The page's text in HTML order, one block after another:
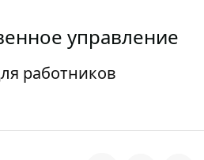
управление
работников